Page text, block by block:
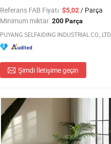
Yatak Böceği Geçirmez Kılıf Soğutucu
Kapak
Referans FAB Fiyatı:$5,02/ Parça
Minimum miktar:200 Parça
PUYANG SELFAIDING INDUSTRIAL CO., LTD.
Şimdi İletişime geçin